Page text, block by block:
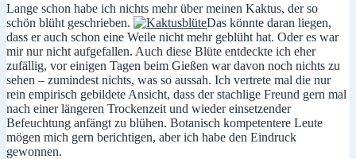
Lange schon habe ich nichts mehr über meinen Kaktus, der so
schön blüht geschrieben.
Das könnte daran liegen,
dass er auch schon eine Weile nicht mehr geblüht hat. Oder es war
mir nur nicht aufgefallen. Auch diese Blüte entdeckte ich eher
zufällig, vor einigen Tagen beim Gießen war davon noch nichts zu
sehen – zumindest nichts, was so aussah. Ich vertrete mal die nur
rein empirisch gebildete Ansicht, dass der stachlige Freund gern mal
nach einer längeren Trockenzeit und wieder einsetzender
Befeuchtung anfängt zu blühen. Botanisch kompetentere Leute
mögen mich gern berichtigen, aber ich habe den Eindruck
gewonnen.